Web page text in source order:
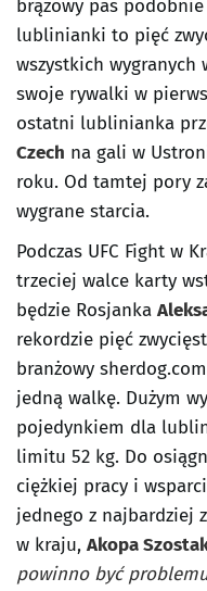
brązowy pas
lublinianki to pięć
wszystkich wygranych
swoje rywalki w
ostatni lublinianka
Czech na gali w
roku. Od tamtej pory
wygrane starcia.
Podczas UFC Fight w
trzeciej walce karty
będzie Rosjanka
rekordzie pięć
branżowy
jedną walkę. Dużym
pojedynkiem dla
limitu 52 kg. Do
ciężkiej pracy i
jednego z najbardziej
w kraju, Akopa
powinno być